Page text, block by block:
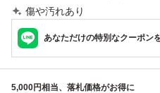
傷や汚れあり
あなただけの特別なクーポン
5,000円相当、落札価格がお得に